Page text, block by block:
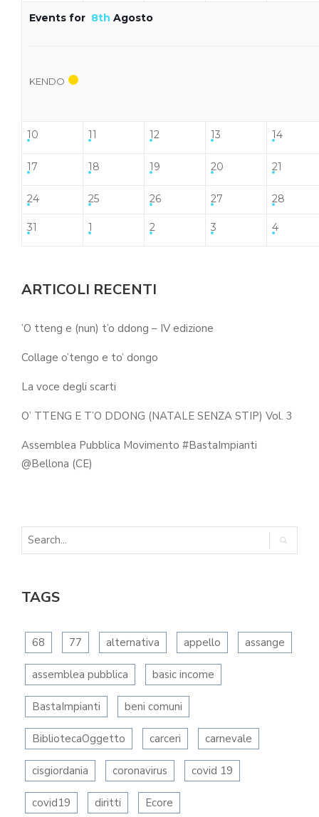
Events for 8th Agosto
KENDO
10 11 12 13 14
17 18 19 20 21
24 25 26 27 28
31 1 2 3 4
ARTICOLI RECENTI
’O tteng e (nun) t’o ddong – IV edizione
Collage o’tengo e to’ dongo
La voce degli scarti
O’ TTENG E T’O DDONG (NATALE SENZA STIP) Vol. 3
Assemblea Pubblica Movimento #BastaImpianti
@Bellona (CE)
TAGS
68 77 alternativa appello assange
assemblea pubblica basic income
BastaImpianti beni comuni
BibliotecaOggetto carceri carnevale
cisgiordania coronavirus covid 19
covid19 diritti Ecore